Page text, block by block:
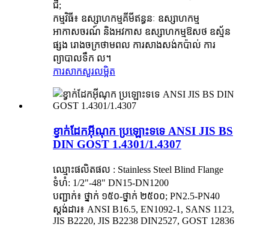
ជី;
កម្មវិធី៖ ឧស្សាហកម្មគីមីឥន្ធនៈ ឧស្សាហកម្ម
អាកាសចរណ៍ និងអវកាស ឧស្សាហកម្មឱសថ ឧស្ម័ន
ផ្សង រោងចក្រថាមពល ការសាងសង់កប៉ាល់ ការ
ព្យាបាលទឹក ល។
ការសាកសួរលម្អិត
ខ្វាក់ដែកអ៊ីណុក ប្រឡោះទទេ ANSI JIS BS
DIN GOST 1.4301/1.4307
ឈ្មោះផលិតផល : Stainless Steel Blind Flange
ទំហំ: 1/2"-48" DN15-DN1200
បញ្ជាក់៖ ថ្នាក់ ១៥០-ថ្នាក់ ២៥០០; PN2.5-PN40
ស្តង់ដារ៖ ANSI B16.5, EN1092-1, SANS 1123,
JIS B2220, JIS B2238 DIN2527, GOST 12836